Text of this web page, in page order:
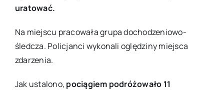
uratować.
Na miejscu pracowała grupa dochodzeniowo-
śledcza. Policjanci wykonali oględziny miejsca
zdarzenia.
Jak ustalono, pociągiem podróżowało 11